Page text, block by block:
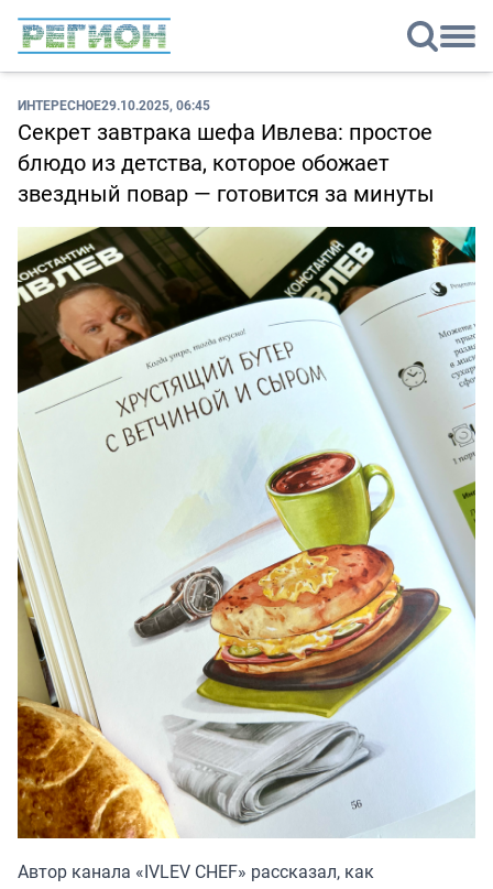
ИНТЕРЕСНОЕ29.10.2025, 06:45
Секрет завтрака шефа Ивлева: простое
блюдо из детства, которое обожает
звездный повар — готовится за минуты
Автор канала «IVLEV CHEF» рассказал, как